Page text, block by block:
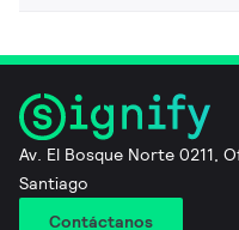
Av. El Bosque Norte 0211,
Santiago
Contáctanos